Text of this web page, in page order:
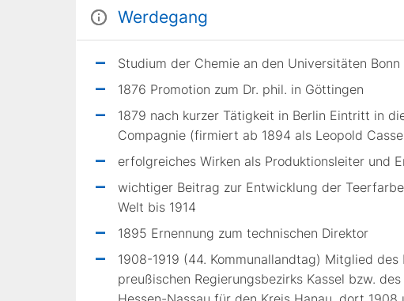
Werdegang
Studium der Chemie an den Universitäten
1876 Promotion zum Dr. phil. in Göttingen
1879 nach kurzer Tätigkeit in Berlin Eintritt in
Compagnie (firmiert ab 1894 als Leopold
erfolgreiches Wirken als Produktionsleiter und
wichtiger Beitrag zur Entwicklung der
Welt bis 1914
1895 Ernennung zum technischen Direktor
1908-1919 (44. Kommunallandtag) Mitglied
preußischen Regierungsbezirks Kassel bzw.